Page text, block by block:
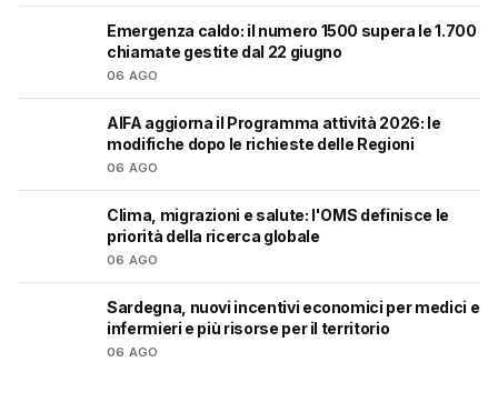
Emergenza caldo: il numero 1500 supera le 1.700
chiamate gestite dal 22 giugno
06 AGO
AIFA aggiorna il Programma attività 2026: le
modifiche dopo le richieste delle Regioni
06 AGO
Clima, migrazioni e salute: l'OMS definisce le
priorità della ricerca globale
06 AGO
Sardegna, nuovi incentivi economici per medici e
infermieri e più risorse per il territorio
06 AGO